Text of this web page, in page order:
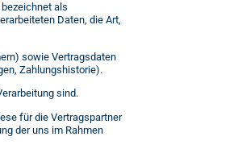
als
Daten, die Art,
sowie Vertragsdaten
Zahlungshistorie).
sind.
für die Vertragspartner
der uns im Rahmen